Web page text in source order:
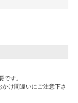
す。
け間違いにご注意下さ